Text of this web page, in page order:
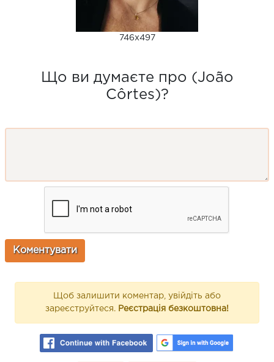
746x497
Що ви думаєте про (João
Côrtes)?
Щоб залишити коментар, увійдіть або
зареєструйтеся. Реєстрація безкоштовна!